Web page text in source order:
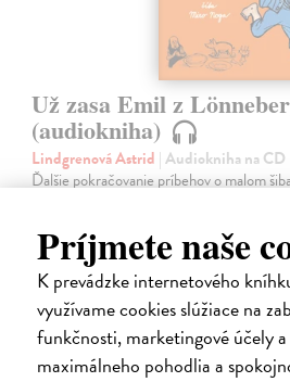
Príjmete naše
K prevádzke internetového
využívame cookies slúžiace na
funkčnosti, marketingové účely a
maximálneho pohodlia a
Už zasa Emil z
(audiokniha)
Lindgrenová Astrid | Audiokniha na CD
Ďalšie pokračovanie príbehov o malom
chudobinca…
Na sklade
11,35 €
11,95 € ?